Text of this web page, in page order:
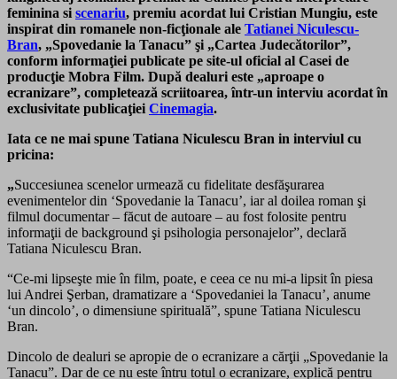
feminina si scenariu, premiu acordat lui Cristian Mungiu, este
inspirat din romanele non-ficţionale ale Tatianei Niculescu-
Bran, „Spovedanie la Tanacu” şi „Cartea Judecătorilor”,
conform informaţiei publicate pe site-ul oficial al Casei de
producţie Mobra Film. După dealuri este „aproape o
ecranizare”, completează scriitoarea, într-un interviu acordat în
exclusivitate publicaţiei Cinemagia.
Iata ce ne mai spune Tatiana Niculescu Bran in interviul cu
pricina:
„Succesiunea scenelor urmează cu fidelitate desfăşurarea
evenimentelor din ‘Spovedanie la Tanacu’, iar al doilea roman şi
filmul documentar – făcut de autoare – au fost folosite pentru
informaţii de background şi psihologia personajelor”, declară
Tatiana Niculescu Bran.
“Ce-mi lipseşte mie în film, poate, e ceea ce nu mi-a lipsit în piesa
lui Andrei Şerban, dramatizare a ‘Spovedaniei la Tanacu’, anume
‘un dincolo’, o dimensiune spirituală”, spune Tatiana Niculescu
Bran.
Dincolo de dealuri se apropie de o ecranizare a cărţii „Spovedanie la
Tanacu”. Dar de ce nu este întru totul o ecranizare, explică pentru